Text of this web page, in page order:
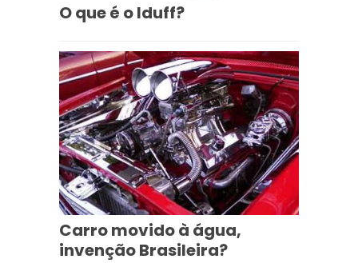
O que é o Iduff?
Carro movido à água,
invenção Brasileira?